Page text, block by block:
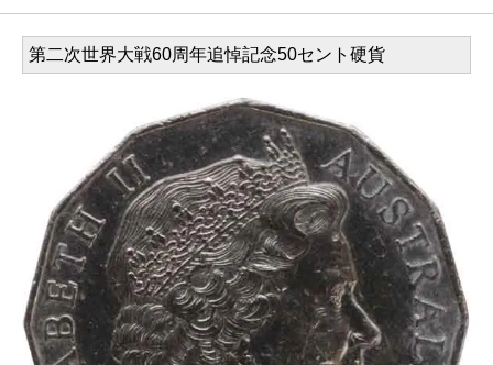
第二次世界大戦60周年追悼記念50セント硬貨